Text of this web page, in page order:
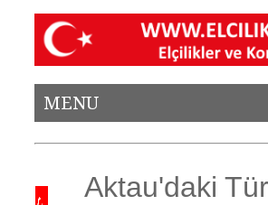
MENU
Aktau'daki